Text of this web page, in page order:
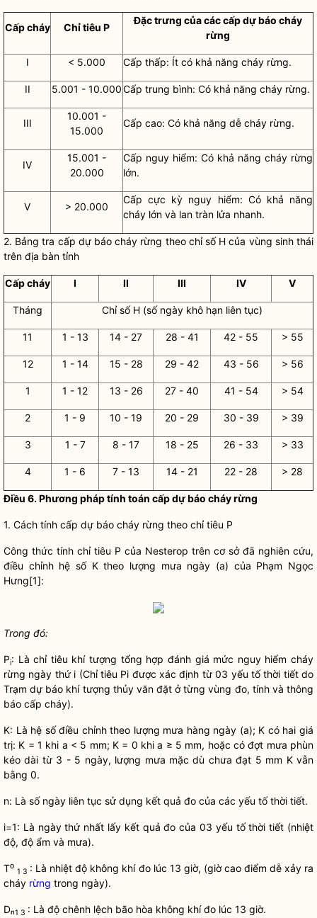
Cấp cháy Chỉ tiêu P
Đặc trưng của các cấp dự báo cháy
rừng
I < 5.000 Cấp thấp: Ít có khả năng cháy rừng.
II 5.001 - 10.000Cấp trung bình: Có khả năng cháy rừng.
III
10.001 -
15.000
Cấp cao: Có khả năng dễ cháy rừng.
IV
15.001 -
20.000
Cấp nguy hiểm: Có khả năng cháy rừng
lớn.
V > 20.000
Cấp cực kỳ nguy hiểm: Có khả năng
cháy lớn và lan tràn lửa nhanh.
2. Bảng tra cấp dự báo cháy rừng theo chỉ số H của vùng sinh thái
trên địa bàn tỉnh
Cấp cháy I II III IV V
Tháng Chỉ số H (số ngày khô hạn liên tục)
11 1 - 13 14 - 27 28 - 41 42 - 55 > 55
12 1 - 14 15 - 28 29 - 42 43 - 56 > 56
1 1 - 12 13 - 26 27 - 40 41 - 54 > 54
2 1 - 9 10 - 19 20 - 29 30 - 39 > 39
3 1 - 7 8 - 17 18 - 25 26 - 33 > 33
4 1 - 6 7 - 13 14 - 21 22 - 28 > 28
Điều 6. Phương pháp tính toán cấp dự báo cháy rừng
1. Cách tính cấp dự báo cháy rừng theo chỉ tiêu P
Công thức tính chỉ tiêu P của Nesterop trên cơ sở đã nghiên cứu,
điều chỉnh hệ số K theo lượng mưa ngày (a) của Phạm Ngọc
Hưng[1]:
Trong đó:
Pi: Là chỉ tiêu khí tượng tổng hợp đánh giá mức nguy hiểm cháy
rừng ngày thứ i (Chỉ tiêu Pi được xác định từ 03 yếu tố thời tiết do
Trạm dự báo khí tượng thủy văn đặt ở từng vùng đo, tính và thông
báo cấp cháy).
K: Là hệ số điều chỉnh theo lượng mưa hàng ngày (a); K có hai giá
trị: K = 1 khi a < 5 mm; K = 0 khi a ≥ 5 mm, hoặc có đợt mưa phùn
kéo dài từ 3 - 5 ngày, lượng mưa mặc dù chưa đạt 5 mm K vẫn
bằng 0.
n: Là số ngày liên tục sử dụng kết quả đo của các yếu tố thời tiết.
i=1: Là ngày thứ nhất lấy kết quả đo của 03 yếu tố thời tiết (nhiệt
độ, độ ẩm và mưa).
T⁰1 3 : Là nhiệt độ không khí đo lúc 13 giờ, (giờ cao điểm dễ xảy ra
cháy rừng trong ngày).
Dₙ1 3 : Là độ chênh lệch bão hòa không khí đo lúc 13 giờ.